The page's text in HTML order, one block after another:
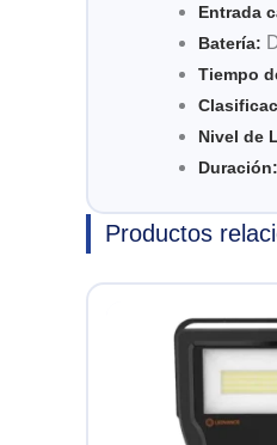
Entrada
Batería:
Tiempo
Nivel de
Duración:
Productos